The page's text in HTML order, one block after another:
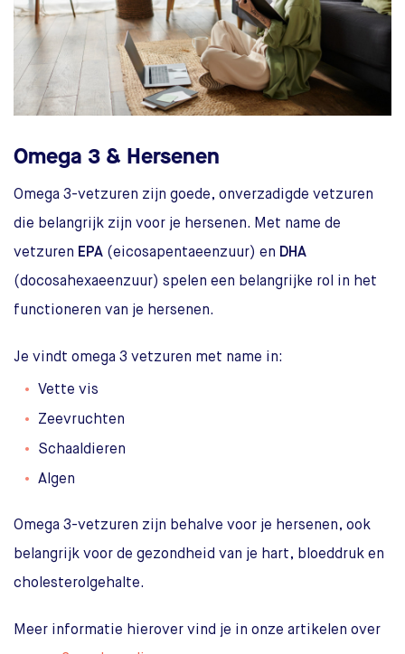
Omega 3 & Hersenen
Omega 3-vetzuren zijn goede, onverzadigde vetzuren
die belangrijk zijn voor je hersenen. Met name de
vetzuren EPA (eicosapentaeenzuur) en DHA
(docosahexaeenzuur) spelen een belangrijke rol in het
functioneren van je hersenen.
Je vindt omega 3 vetzuren met name in:
Vette vis
Zeevruchten
Schaaldieren
Algen
Omega 3-vetzuren zijn behalve voor je hersenen, ook
belangrijk voor de gezondheid van je hart, bloeddruk en
cholesterolgehalte.
Meer informatie hierover vind je in onze artikelen over